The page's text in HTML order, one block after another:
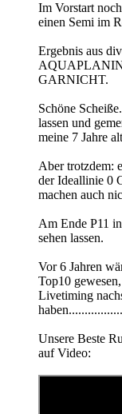
Im Vorstart
einen Semi im
Ergebnis aus
GARNICHT.
Schöne
lassen und
meine 7 Jahre
Aber trotzdem:
der Ideallinie 0
machen auch
Am Ende P11
sehen lassen.
Vor 6 Jahren
Top10
Livetiming
Unsere Beste
auf Video: